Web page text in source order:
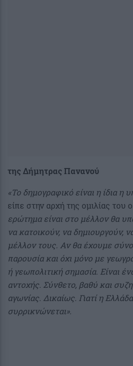
της Δήμητρας Πανανού
«Το δημογραφικό είναι η ίδια η
είπε στην αρχή της ομιλίας του
ερώτημα είναι στο μέλλον θα
να κατοικούν, να δημιουργούν,
μέλλον τους. Αν θα έχουμε
παρουσία και όχι μόνο με
ή γεωπολιτική σημασία. Είναι
αντοχής. Σύνθετο, βαθύ και
αγωνίας. Δικαίως. Γιατί η
συρρικνώνεται».